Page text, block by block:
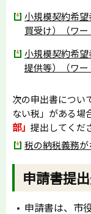
小規模契約希
買受け）（ワー
小規模契約希
提供等）（ワー
次の申出書につい
ない税」がある場
部」 提出してくだ
税の納税義務が
申請書提
申請書は、市